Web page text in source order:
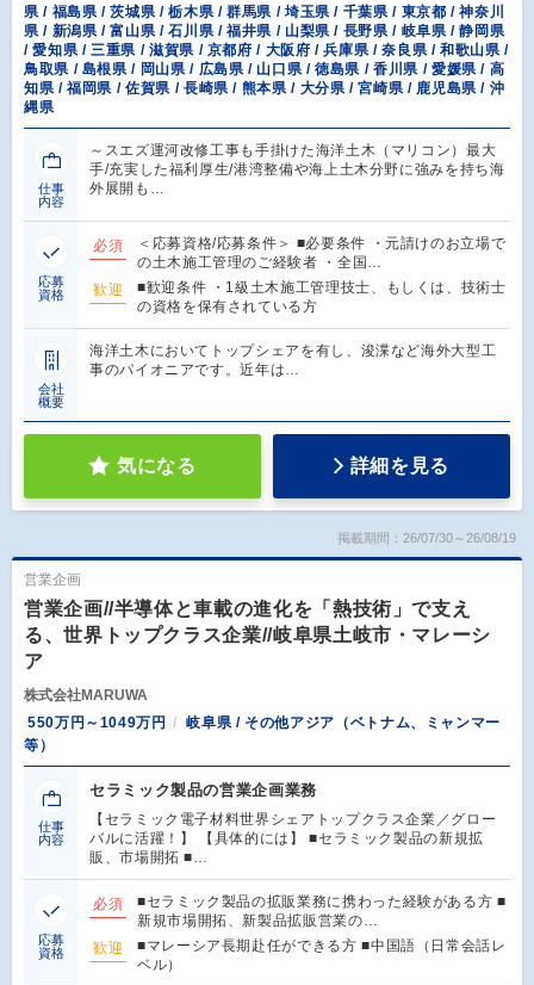
県 / 福島県 / 茨城県 / 栃木県 / 群馬県 / 埼玉県 / 千葉県 / 東京都 / 神奈川
県 / 新潟県 / 富山県 / 石川県 / 福井県 / 山梨県 / 長野県 / 岐阜県 / 静岡県
/ 愛知県 / 三重県 / 滋賀県 / 京都府 / 大阪府 / 兵庫県 / 奈良県 / 和歌山県 /
鳥取県 / 島根県 / 岡山県 / 広島県 / 山口県 / 徳島県 / 香川県 / 愛媛県 / 高
知県 / 福岡県 / 佐賀県 / 長崎県 / 熊本県 / 大分県 / 宮崎県 / 鹿児島県 / 沖
縄県
仕事
内容
～スエズ運河改修工事も手掛けた海洋土木（マリコン）最大
手/充実した福利厚生/港湾整備や海上土木分野に強みを持ち海
外展開も…
応募
資格
必須
＜応募資格/応募条件＞ ■必要条件 ・元請けのお立場で
の土木施工管理のご経験者 ・全国…
歓迎
■歓迎条件 ・1級土木施工管理技士、もしくは、技術士
の資格を保有されている方
会社
概要
海洋土木においてトップシェアを有し、浚渫など海外大型工
事のパイオニアです。近年は…
気になる 詳細を見る
掲載期間：26/07/30～26/08/19
営業企画
営業企画//半導体と車載の進化を「熱技術」で支え
る、世界トップクラス企業//岐阜県土岐市・マレーシ
ア
株式会社MARUWA
550万円～1049万円
岐阜県 / その他アジア（ベトナム、ミャンマー
等）
仕事
内容
セラミック製品の営業企画業務
【セラミック電子材料世界シェアトップクラス企業／グロー
バルに活躍！】 【具体的には】 ■セラミック製品の新規拡
販、市場開拓 ■…
応募
資格
必須
■セラミック製品の拡販業務に携わった経験がある方 ■
新規市場開拓、新製品拡販営業の…
歓迎
■マレーシア長期赴任ができる方 ■中国語（日常会話レ
ベル）